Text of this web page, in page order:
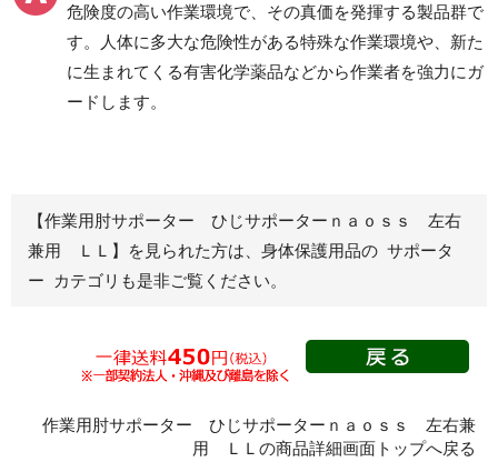
化学防護服 簡易作業衣
カバー・プロテクター
頭巾・腹部
手甲
脚絆
プロテクター
サポーター
危険度の高い作業環境で、その真価を発揮する製品群で
す。人体に多大な危険性がある特殊な作業環境や、新た
に生まれてくる有害化学薬品などから作業者を強力にガ
ードします。
【作業用肘サポーター ひじサポーターｎａｏｓｓ 左右
兼用 ＬＬ】を見られた方は、身体保護用品の サポータ
ー カテゴリも是非ご覧ください。
作業用肘サポーター ひじサポーターｎａｏｓｓ 左右兼
用 ＬＬの商品詳細画面トップへ戻る